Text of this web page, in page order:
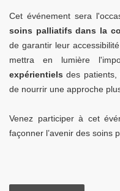
Cet événement sera
soins palliatifs dans la
de garantir leur
mettra en lumière
expérientiels des patients,
de nourrir une approche
Venez participer à cet
façonner l’avenir des soins